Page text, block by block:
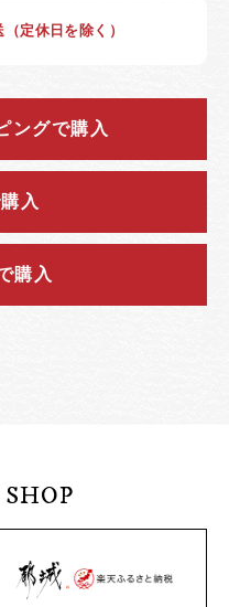
定休日を除く）
ングで購入
入
購入